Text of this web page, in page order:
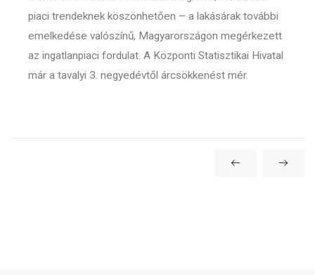
piaci trendeknek köszönhetően – a lakásárak további
emelkedése valószínű, Magyarországon megérkezett
az ingatlanpiaci fordulat. A Központi Statisztikai Hivatal
már a tavalyi 3. negyedévtől árcsökkenést mér.